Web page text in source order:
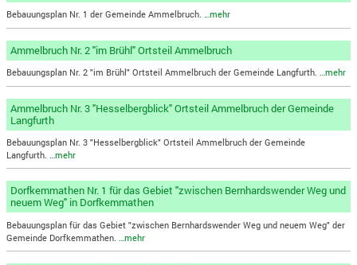
Bebauungsplan Nr. 1 der Gemeinde Ammelbruch.…mehr
Ammelbruch Nr. 2 "im Brühl" Ortsteil Ammelbruch
Bebauungsplan Nr. 2 "im Brühl" Ortsteil Ammelbruch der Gemeinde Langfurth.…mehr
Ammelbruch Nr. 3 "Hesselbergblick" Ortsteil Ammelbruch der Gemeinde
Langfurth
Bebauungsplan Nr. 3 "Hesselbergblick" Ortsteil Ammelbruch der Gemeinde
Langfurth.…mehr
Dorfkemmathen Nr. 1 für das Gebiet "zwischen Bernhardswender Weg und
neuem Weg" in Dorfkemmathen
Bebauungsplan für das Gebiet "zwischen Bernhardswender Weg und neuem Weg" der
Gemeinde Dorfkemmathen.…mehr